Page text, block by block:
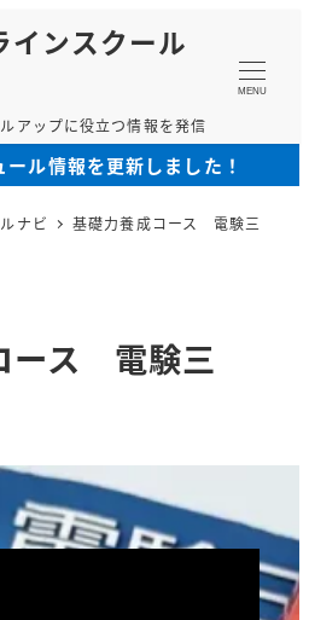
インスクール
アップに役立つ情報を発信
MENU
ル情報を更新しました！
ナビ
基礎力養成コース 電験三
ース 電験三